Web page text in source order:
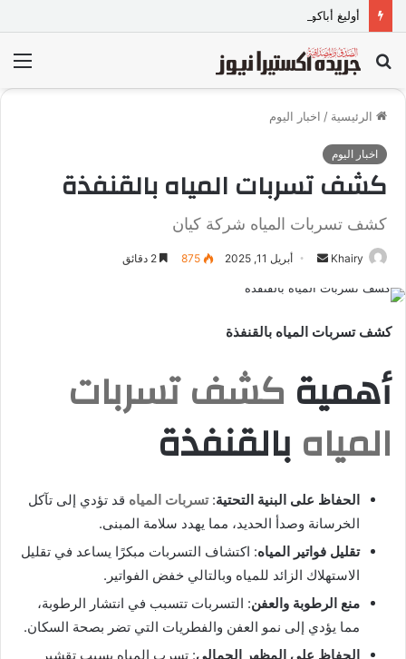
بحث
عن
الرئيسية / اخبار اليوم
اخبار اليوم
كشف تسربات المياه بالقنفذة
كشف تسربات المياه شركة كيان
Khairy
ي
إ
ك
ت
و
ي
ا
أبريل 11, 2025 875
كشف تسربات المياه بالقنفذة
أهمية كشف تسربات
المياهبالقنفذة
الحفاظ على البنية التحتية:تسربات المياه قد تؤدي إلى تآكل
الخرسانة وصدأ الحديد، مما يهدد سلامة المبنى.
تقليل فواتير المياه: اكتشاف التسربات مبكرًا يساعد في تقليل
الاستهلاك الزائد للمياه وبالتالي خفض الفواتير.
منع الرطوبة والعفن: التسربات تتسبب في انتشار الرطوبة،
مما يؤدي إلى نمو العفن والفطريات التي تضر بصحة السكان.
الحفاظ على المظهر الجمالي: تسرب المياه يسبب تقشير